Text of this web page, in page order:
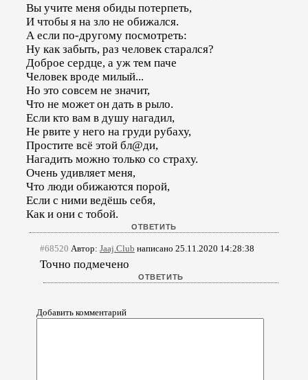
Вы учите меня обиды потерпеть,
И чтобы я на зло не обижался.
А если по-другому посмотреть:
Ну как забыть, раз человек старался?
Доброе сердце, а уж тем паче
Человек вроде милый...
Но это совсем не значит,
Что не может он дать в рыло.
Если кто вам в душу нагадил,
Не рвите у него на груди рубаху,
Простите всё этой бл@ди,
Нагадить можно только со страху.
Очень удивляет меня,
Что люди обижаются порой,
Если с ними ведёшь себя,
Как и они с тобой.
#68520 Автор: Jaaj.Club написано 25.11.2020 14:28:38
Точно подмечено
Добавить комментарий